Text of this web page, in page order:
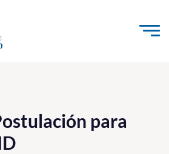
al contenido
e Innovación
para